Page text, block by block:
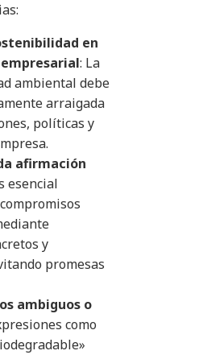
en
: La
ambiental debe
arraigada
políticas y
afirmación
esencial
y
promesas
ambiguos o
como